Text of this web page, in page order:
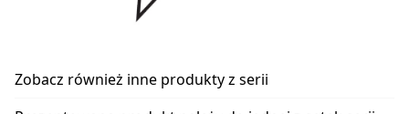
Zobacz również inne produkty z serii